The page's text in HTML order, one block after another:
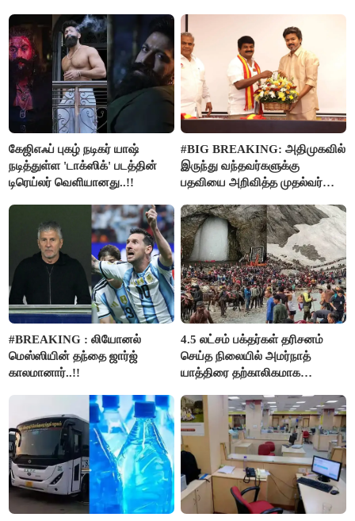
கேஜிஎஃப் புகழ் நடிகர் யாஷ்
நடித்துள்ள 'டாக்‌ஸிக்' படத்தின்
டிரெய்லர் வெளியானது..!!
#BIG BREAKING: அதிமுகவில்
இருந்து வந்தவர்களுக்கு
பதவியை அறிவித்த முதல்வர்
#BREAKING : லியோனல்
மெஸ்ஸியின் தந்தை ஜார்ஜ்
காலமானார்..!!
4.5 லட்சம் பக்தர்கள் தரிசனம்
செய்த நிலையில் அமர்நாத்
யாத்திரை தற்காலிகமாக